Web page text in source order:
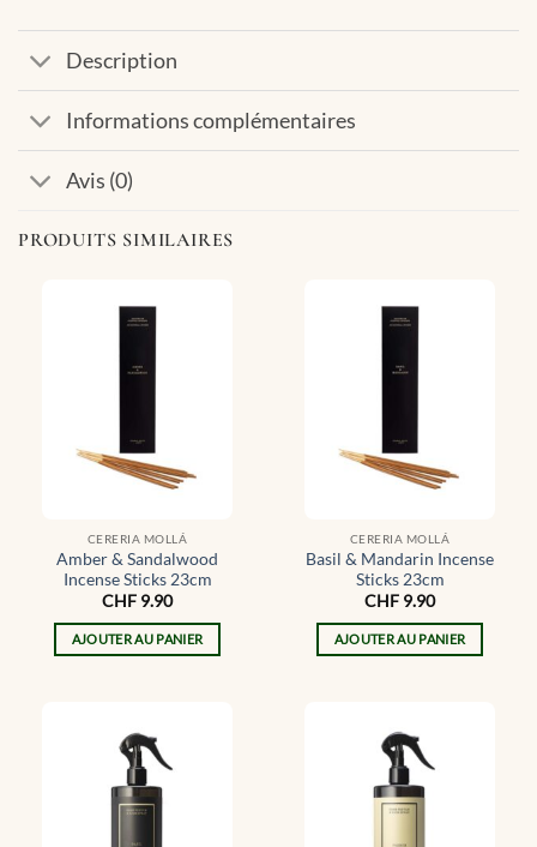
Description
Informations complémentaires
Avis (0)
PRODUITS SIMILAIRES
CERERIA MOLLÁ
Amber & Sandalwood
Incense Sticks 23cm
CHF 9.90
AJOUTER AU PANIER
CERERIA MOLLÁ
Basil & Mandarin Incense
Sticks 23cm
CHF 9.90
AJOUTER AU PANIER